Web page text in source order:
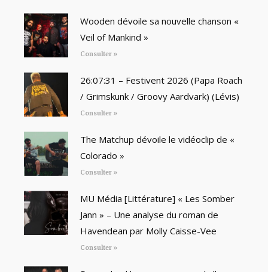
Wooden dévoile sa nouvelle chanson «
Veil of Mankind »
Consulter »
26:07:31 – Festivent 2026 (Papa Roach
/ Grimskunk / Groovy Aardvark) (Lévis)
Consulter »
The Matchup dévoile le vidéoclip de «
Colorado »
Consulter »
MU Média [Littérature] « Les Somber
Jann » – Une analyse du roman de
Havendean par Molly Caisse-Vee
Consulter »